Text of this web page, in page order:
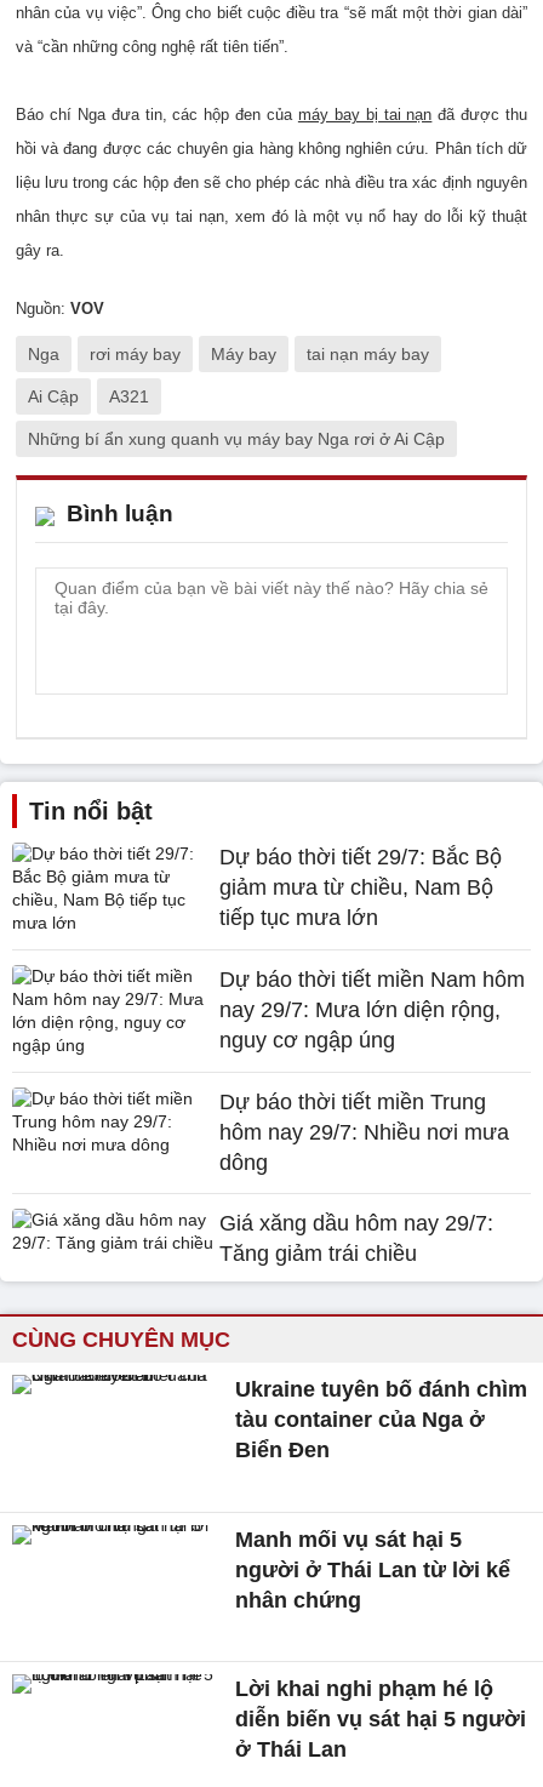
nhân của vụ việc”. Ông cho biết cuộc điều tra “sẽ mất một thời gian dài”
và “cần những công nghệ rất tiên tiến”.
Báo chí Nga đưa tin, các hộp đen của máy bay bị tai nạn đã được thu
hồi và đang được các chuyên gia hàng không nghiên cứu. Phân tích dữ
liệu lưu trong các hộp đen sẽ cho phép các nhà điều tra xác định nguyên
nhân thực sự của vụ tai nạn, xem đó là một vụ nổ hay do lỗi kỹ thuật
gây ra.
Nguồn: VOV
Nga rơi máy bay Máy bay tai nạn máy bay
Ai Cập A321
Những bí ẩn xung quanh vụ máy bay Nga rơi ở Ai Cập
Bình luận
Tin nổi bật
Dự báo thời tiết 29/7: Bắc Bộ
giảm mưa từ chiều, Nam Bộ
tiếp tục mưa lớn
Dự báo thời tiết miền Nam hôm
nay 29/7: Mưa lớn diện rộng,
nguy cơ ngập úng
Dự báo thời tiết miền Trung
hôm nay 29/7: Nhiều nơi mưa
dông
Giá xăng dầu hôm nay 29/7:
Tăng giảm trái chiều
CÙNG CHUYÊN MỤC
Ukraine tuyên bố đánh chìm
tàu container của Nga ở
Biển Đen
Manh mối vụ sát hại 5
người ở Thái Lan từ lời kể
nhân chứng
Lời khai nghi phạm hé lộ
diễn biến vụ sát hại 5 người
ở Thái Lan